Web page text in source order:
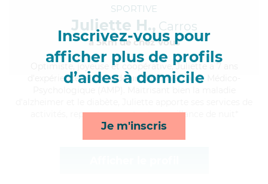
Inscrivez-vous pour
afficher plus de profils
d’aides à domicile
Je m'inscris
SPORTIVE
Juliette H., Carros
à 5km de chez Vous
, joyeuse et coopérative, Juliette a 7 ans
d'expérience et possède un diplôme d'Aide Médico-
activités, repas, transports et surveillance de nuit*